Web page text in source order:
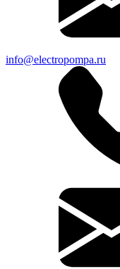
info@electropompa.ru